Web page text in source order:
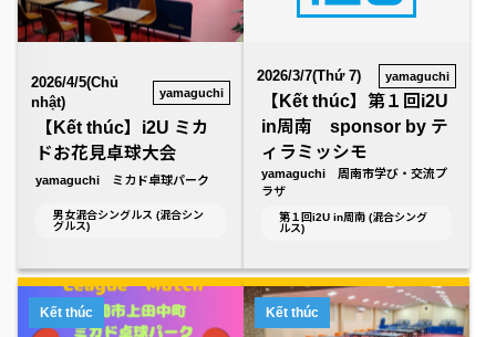
2026/4/5(Chủ
nhật)
yamaguchi
【Kết thúc】i2U ミカ
ドお花見卓球大会
yamaguchi ミカド卓球パーク
男女混合シングルス (混合シン
グルス)
2026/3/7(Thứ 7) yamaguchi
【Kết thúc】第１回i2U
in周南 sponsor by テ
ィラミッシモ
yamaguchi 周南市学び・交流プ
ラザ
第１回i2U in周南 (混合シング
ルス)
Kết thúc Kết thúc